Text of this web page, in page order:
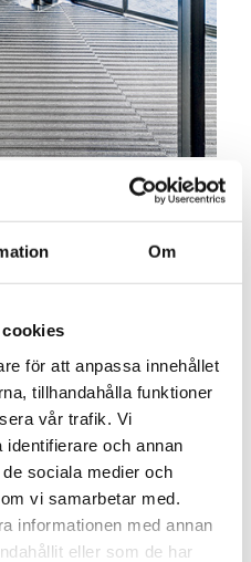
Om
för att anpassa innehållet
tillhandahålla funktioner
vår trafik. Vi
och annan
sociala medier och
vi samarbetar med.
informationen med annan
eller som de har
/ Rød